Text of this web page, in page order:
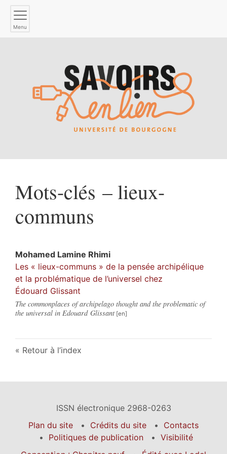
Menu
Mots-clés – lieux-
communs
Mohamed Lamine Rhimi
Les « lieux-communs » de la pensée archipélique
et la problématique de l’universel chez
Édouard Glissant
The commonplaces of archipelago thought and the problematic of
the universal in Edouard Glissant
Retour à l’index
ISSN électronique 2968-0263
Plan du site
Crédits du site
Contacts
Politiques de publication
Visibilité